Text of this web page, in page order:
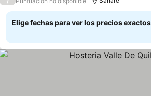
Elige fechas para ver los precios exactos